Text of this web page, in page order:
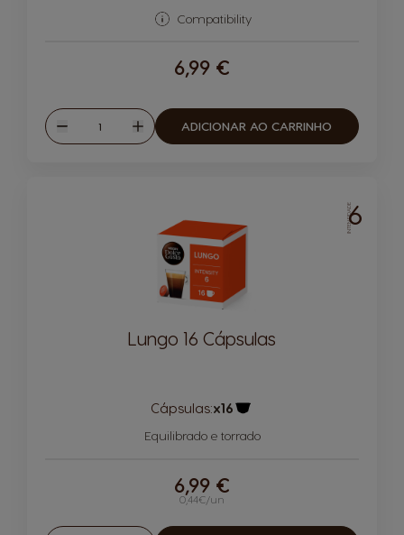
Compatibility
6,99 €
Reduzir
Quantidade
Aumentar
ADICIONAR AO CARRINHO
INTENSIDADE6
Lungo 16 Cápsulas
Cápsulas:x16
Equilibrado e torrado
0,44€/un
6,99 €